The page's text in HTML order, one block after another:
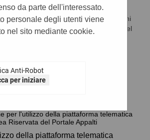
da parte dell'interessato.
personale degli utenti viene
nel sito mediante cookie.
Anti-Robot
per iniziare
telematica è subordinato alla
dell'operatore economico ai fini
per accedere all'Area Riservata del
sono disponibili le funzionalità di
Appaltante.
descrivono i requisiti e le modalità
l'accesso e l'utilizzo della
per l'utilizzo della piattaforma telematica
Riservata del Portale Appalti
della piattaforma telematica